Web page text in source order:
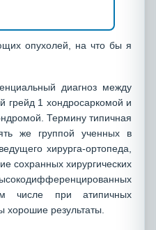
опухолей, на что бы я
диагноз между
грейд 1 хондросаркомой и
Термину типичная
же группой ученных в
хирурга-ортопеда,
сохранных хирургических
числе при атипичных
результаты.